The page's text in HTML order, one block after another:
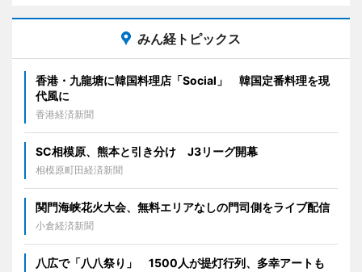
みん経トピックス
香港・九龍塘に韓国料理店「Social」 韓国定番料理を現
代風に
香港経済新聞
SC相模原、熊本と引き分け J3リーグ開幕
相模原町田経済新聞
関門海峡花火大会、無料エリアなしの門司側をライブ配信
小倉経済新聞
八広で「八八祭り」 1500人が提灯行列、多幸アートも